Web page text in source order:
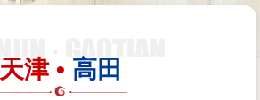
天津 • 高田